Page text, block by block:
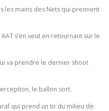
les mains des Nets qui prennent
s’en veut en retournant sur le
va prendre le dernier shoot
le ballon sort.
qui prend un tir du milieu de